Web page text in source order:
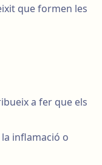
que formen les
a fer que els
inflamació o